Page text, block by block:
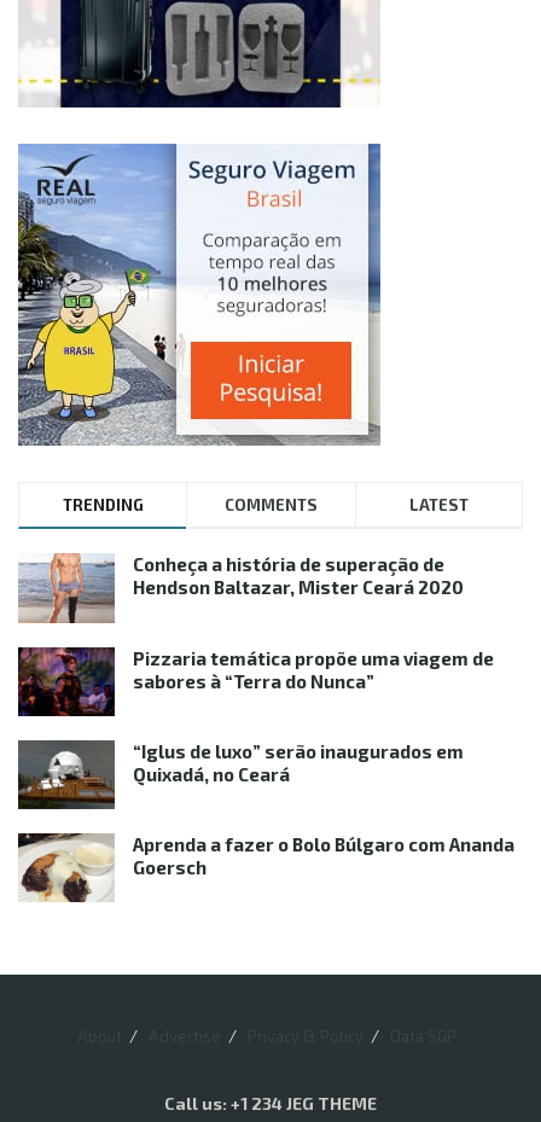
TRENDING COMMENTS LATEST
Conheça a história de superação de
Hendson Baltazar, Mister Ceará 2020
Pizzaria temática propõe uma viagem de
sabores à “Terra do Nunca”
“Iglus de luxo” serão inaugurados em
Quixadá, no Ceará
Aprenda a fazer o Bolo Búlgaro com Ananda
Goersch
Call us: +1 234 JEG THEME